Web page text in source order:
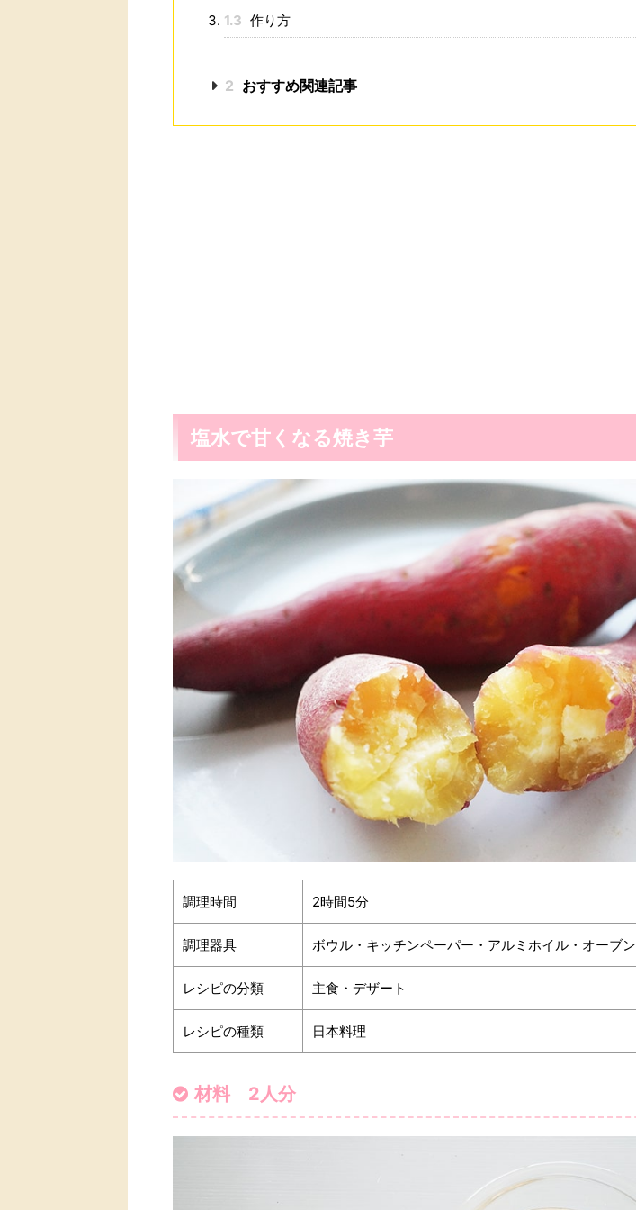
1.3 作り方
2 おすすめ関連記事
塩水で甘くなる焼き芋
調理時間 2時間5分
調理器具 ボウル・キッチンペーパー・アルミホイル・オーブン
レシピの分類 主食・デザート
レシピの種類 日本料理
材料 2人分